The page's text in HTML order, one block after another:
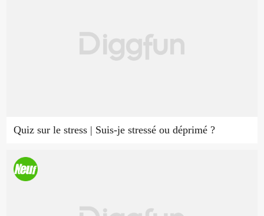
Quiz sur le stress | Suis-je stressé ou déprimé ?